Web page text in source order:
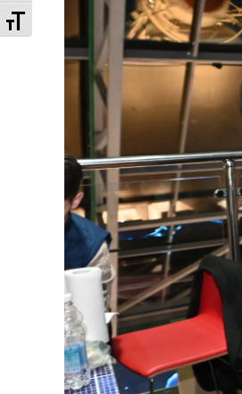
Увеличенный шрифт